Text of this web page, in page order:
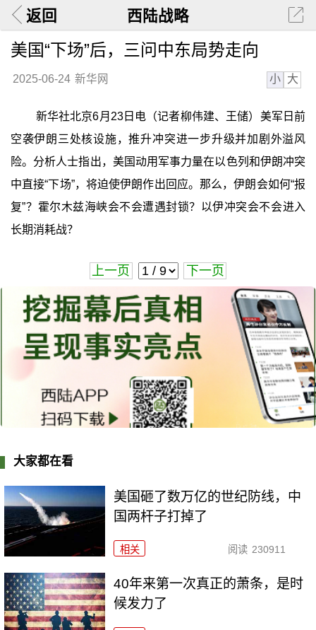
返回 西陆战略
美国“下场”后，三问中东局势走向
2025-06-24 新华网 小 大
新华社北京6月23日电（记者柳伟建、王储）美军日前
空袭伊朗三处核设施，推升冲突进一步升级并加剧外溢风
险。分析人士指出，美国动用军事力量在以色列和伊朗冲突
中直接“下场”，将迫使伊朗作出回应。那么，伊朗会如何“报
复”？霍尔木兹海峡会不会遭遇封锁？以伊冲突会不会进入
长期消耗战？
上一页 下一页
大家都在看
美国砸了数万亿的世纪防线，中
国两杆子打掉了
相关 阅读 230911
40年来第一次真正的萧条，是时
候发力了